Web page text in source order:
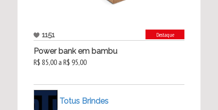
1151 Destaque
Power bank em bambu
R$ 85,00 a R$ 95,00
Totus Brindes